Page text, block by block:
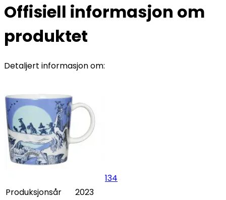
Offisiell informasjon om
produktet
Detaljert informasjon om:
134
Produksjonsår
2023